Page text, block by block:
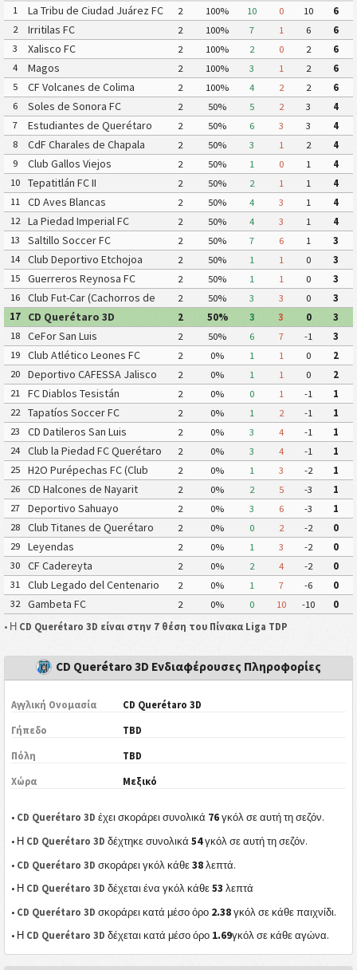
1 La Tribu de Ciudad Juárez FC 2 100% 10 0 10
6
2
Irritilas FC 2 100% 7 1 6
6
3
Xalisco FC 2 100% 2 0 2
6
4
Magos 2 100% 3 1 2
6
5
CF Volcanes de Colima
(Deportivo Tala)
2 100% 4 2 2
6
6
Soles de Sonora FC 2 50% 5 2 3
4
7
Estudiantes de Querétaro
FC
2 50% 6 3 3
4
8
CdF Charales de Chapala 2 50% 3 1 2
4
9
Club Gallos Viejos 2 50% 1 0 1
4
10
Tepatitlán FC II 2 50% 2 1 1
4
11
CD Aves Blancas 2 50% 4 3 1
4
12
La Piedad Imperial FC 2 50% 4 3 1
4
13
Saltillo Soccer FC 2 50% 7 6 1
3
14
Club Deportivo Etchojoa 2 50% 1 1 0
3
15
Guerreros Reynosa FC 2 50% 1 1 0
3
16
Club Fut-Car (Cachorros de
León)
2 50% 3 3 0
3
17
CD Querétaro 3D 2 50% 3 3 0
3
18
CeFor San Luis 2 50% 6 7 -1
3
19
Club Atlético Leones FC 2 0% 1 1 0
2
20
Deportivo CAFESSA Jalisco 2 0% 1 1 0
2
21
FC Diablos Tesistán 2 0% 0 1 -1
1
22
Tapatíos Soccer FC 2 0% 1 2 -1
1
23
CD Datileros San Luis 2 0% 3 4 -1
1
24
Club la Piedad FC Querétaro 2 0% 3 4 -1
1
25
H2O Purépechas FC (Club
Atlético Morelia II)
2 0% 1 3 -2
1
26
CD Halcones de Nayarit 2 0% 2 5 -3
1
27
Deportivo Sahuayo 2 0% 3 6 -3
1
28
Club Titanes de Querétaro 2 0% 0 2 -2
0
29
Leyendas 2 0% 1 3 -2
0
30
CF Cadereyta 2 0% 2 4 -2
0
31
Club Legado del Centenario 2 0% 1 7 -6
0
32
Gambeta FC 2 0% 0 10 -10
0
• Η CD Querétaro 3D είναι στην 7 θέση του Πίνακα Liga TDP
CD Querétaro 3D Ενδιαφέρουσες Πληροφορίες
Αγγλική Ονομασία CD Querétaro 3D
Γήπεδο TBD
Πόλη TBD
Χώρα Μεξικό
• CD Querétaro 3D έχει σκοράρει συνολικά 76 γκόλ σε αυτή τη σεζόν.
• Η CD Querétaro 3D δέχτηκε συνολικά54γκόλ σε αυτή τη σεζόν.
• CD Querétaro 3D σκοράρει γκόλ κάθε38 λεπτά.
• Η CD Querétaro 3D δέχεται ένα γκόλ κάθε53 λεπτά
• CD Querétaro 3D σκοράρει κατά μέσο όρο 2.38 γκόλ σε κάθε παιχνίδι.
• Η CD Querétaro 3D δέχεται κατά μέσο όρο 1.69γκόλ σε κάθε αγώνα.